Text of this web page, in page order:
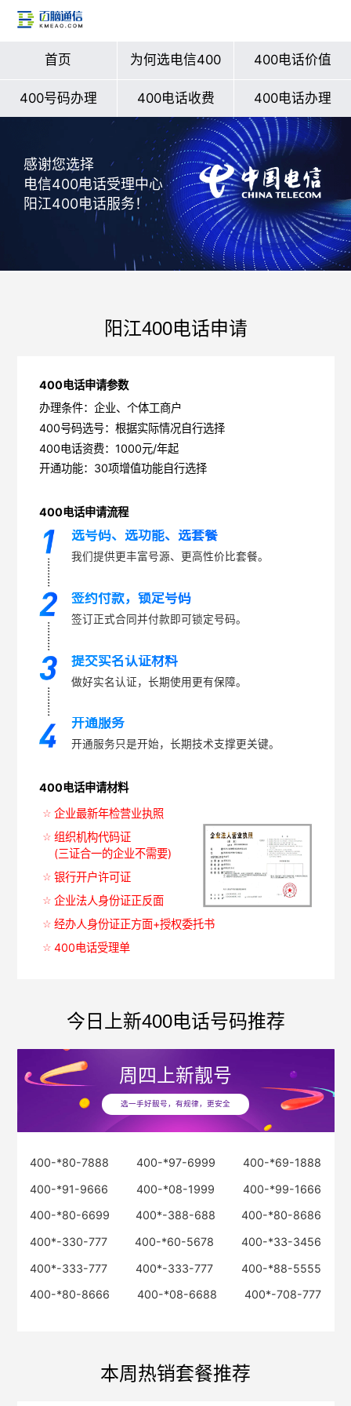
首页 为何选电信400 400电话价值
400号码办理 400电话收费 400电话办理
感谢您选择
电信400电话受理中心
阳江400电话服务！
阳江400电话申请
400电话申请参数
办理条件：企业、个体工商户
400号码选号：根据实际情况自行选择
400电话资费：1000元/年起
开通功能：30项增值功能自行选择
400电话申请流程
选号码、选功能、选套餐
我们提供更丰富号源、更高性价比套餐。
签约付款，锁定号码
签订正式合同并付款即可锁定号码。
提交实名认证材料
做好实名认证，长期使用更有保障。
开通服务
开通服务只是开始，长期技术支撑更关键。
400电话申请材料
企业最新年检营业执照
组织机构代码证
(三证合一的企业不需要)
银行开户许可证
企业法人身份证正反面
经办人身份证正方面+授权委托书
400电话受理单
今日上新400电话号码推荐
周四上新靓号
选一手好靓号，有规律，更安全
400-*80-7888 400-*97-6999
400-*69-1888
400-*91-9666
400-*08-1999
400-*99-1666
400-*80-6699
400*-388-688
400-*80-8686
400*-330-777
400-*60-5678
400-*33-3456
400*-333-777
400*-333-777
400-*88-5555
400-*80-8666
400-*08-6688 400*-708-777
本周热销套餐推荐